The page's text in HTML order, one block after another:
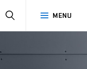
MENU